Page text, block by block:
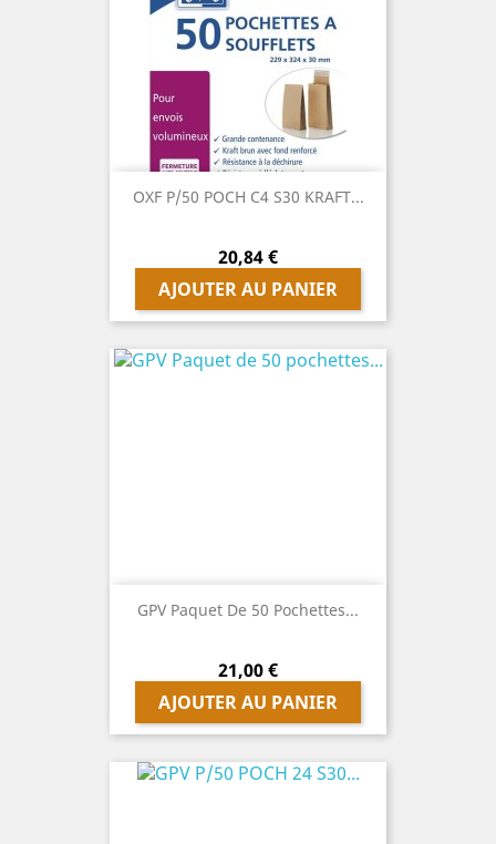
OXF P/50 POCH C4 S30 KRAFT...
Prix
20,84 €
AJOUTER AU PANIER
GPV Paquet De 50 Pochettes...
Prix
21,00 €
AJOUTER AU PANIER